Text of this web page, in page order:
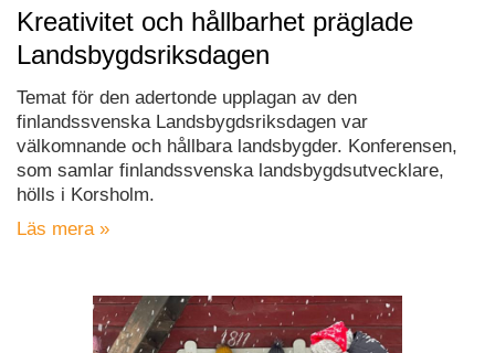
Kreativitet och hållbarhet präglade
Landsbygdsriksdagen
Temat för den adertonde upplagan av den
finlandssvenska Landsbygdsriksdagen var
välkomnande och hållbara landsbygder. Konferensen,
som samlar finlandssvenska landsbygdsutvecklare,
hölls i Korsholm.
Läs mera »